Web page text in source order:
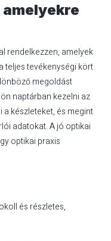
rendelkezzen, amelyek
teljes tevékenységi kört
megoldást
naptárban kezelni az
készleteket, és megint
adatokat. A jó optikai
optikai praxis
és részletes,